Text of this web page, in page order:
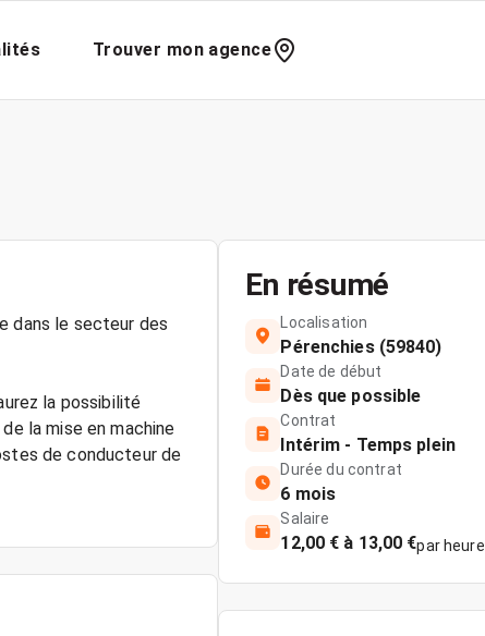
Trouver mon agence
dans le secteur des
la possibilité
la mise en machine
de conducteur de
En résumé
Localisation
Pérenchies (59840)
Date de début
Dès que possible
Contrat
Intérim - Temps plein
Durée du contrat
6 mois
Salaire
12,00 € à 13,00 €par heure